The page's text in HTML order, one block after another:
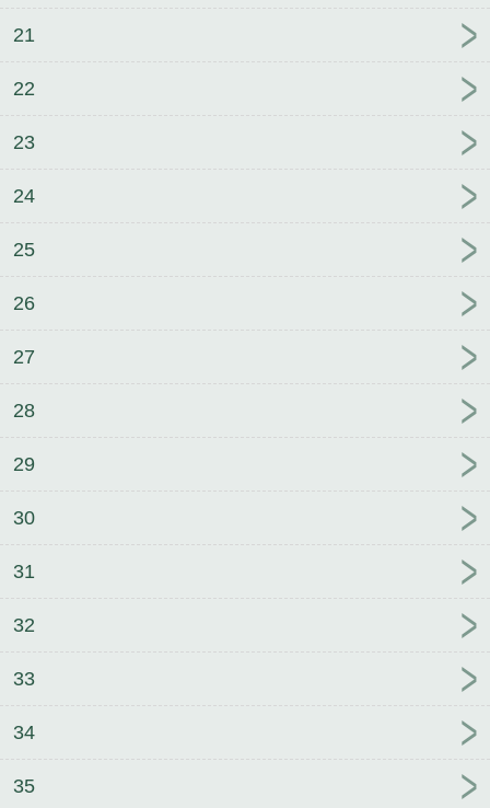
21
22
23
24
25
26
27
28
29
30
31
32
33
34
35